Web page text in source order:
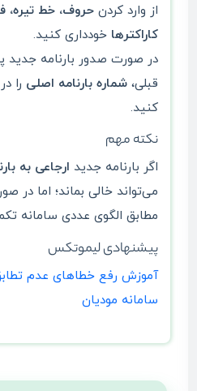
از وارد کردن حروف، خط تیره،
کاراکترها خودداری کنید.
در صورت صدور بارنامه جدید
قبلی، شماره بارنامه اصلی را
کنید.
نکته مهم
اگر بارنامه جدید ارجاعی به
می‌تواند خالی بماند؛ اما در
مطابق الگوی عددی سامانه
پیشنهادی لیموتکس
آموزش رفع خطاهای عدم
سامانه مودیان